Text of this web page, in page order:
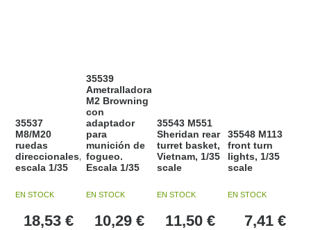
35537
M8/M20
ruedas
direccionales,
escala 1/35
EN STOCK
18,53 €
35539
Ametralladora
M2 Browning
con
adaptador
para
munición de
fogueo.
Escala 1/35
EN STOCK
10,29 €
35543 M551
Sheridan rear
turret basket,
Vietnam, 1/35
scale
EN STOCK
11,50 €
35548 M113
front turn
lights, 1/35
scale
EN STOCK
7,41 €